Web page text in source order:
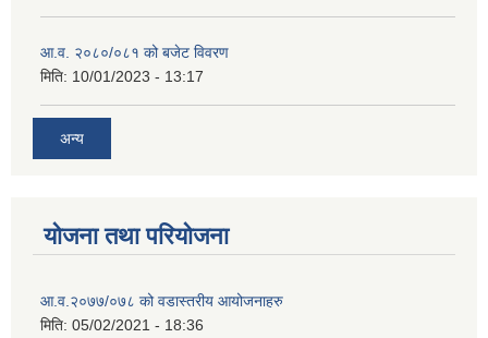
आ.व. २०८०/०८१ को बजेट विवरण
मिति: 10/01/2023 - 13:17
अन्य
योजना तथा परियोजना
आ.व.२०७७/०७८ को वडास्तरीय आयोजनाहरु
मिति: 05/02/2021 - 18:36